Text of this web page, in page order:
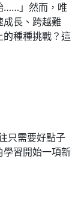
……」然而，唯
成長、跨越難
的種種挑戰？這
只需要好點子
學習開始一項新